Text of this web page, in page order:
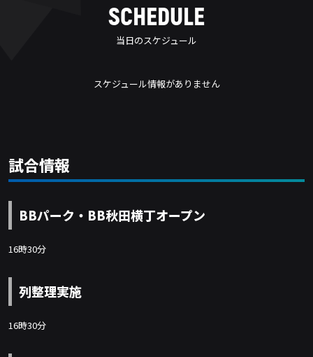
SCHEDULE
当日のスケジュール
スケジュール情報がありません
試合情報
BBパーク・BB秋田横丁オープン
16時30分
列整理実施
16時30分